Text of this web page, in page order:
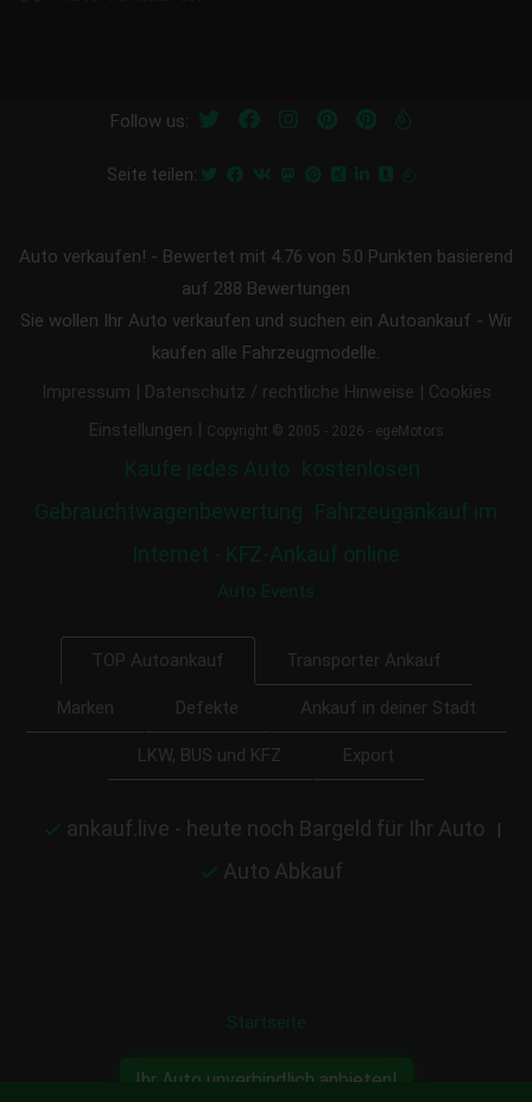
Follow us:
Seite teilen:
Auto verkaufen! - Bewertet mit 4.76 von 5.0 Punkten basierend
auf 288 Bewertungen
Sie wollen Ihr Auto verkaufen und suchen ein Autoankauf - Wir
kaufen alle Fahrzeugmodelle.
Impressum | Datenschutz / rechtliche Hinweise | Cookies
Einstellungen | Copyright © 2005 - 2026 - egeMotors
Kaufe jedes Auto kostenlosen
Gebrauchtwagenbewertung Fahrzeugankauf im
Internet - KFZ-Ankauf online
Auto Events
TOP Autoankauf Transporter Ankauf
Marken Defekte Ankauf in deiner Stadt
LKW, BUS und KFZ Export
ankauf.live - heute noch Bargeld für Ihr Auto |
Auto Abkauf
Startseite
Ihr Auto unverbindlich anbieten!